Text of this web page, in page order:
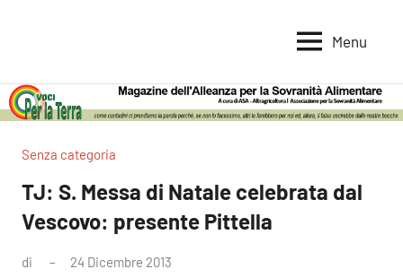
per
la
Terra
per
la
Alimentare
Menu
Senza categoria
TJ: S. Messa di Natale celebrata dal
Vescovo: presente Pittella
di 24 Dicembre 2013